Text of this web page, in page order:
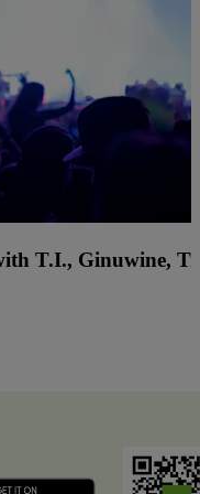
T.I., Ginuwine,